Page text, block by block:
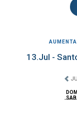
13.Jul -
DOM
SAB